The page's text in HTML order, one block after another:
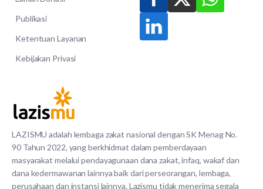
LAZISMU adalah lembaga zakat nasional dengan SK Menag No.
90 Tahun 2022, yang berkhidmat dalam pemberdayaan
masyarakat melalui pendayagunaan dana zakat, infaq, wakaf dan
dana kedermawanan lainnya baik dari perseorangan, lembaga,
perusahaan dan instansi lainnya. Lazismu tidak menerima segala
Publikasi
Ketentuan Layanan
Kebijakan Privasi